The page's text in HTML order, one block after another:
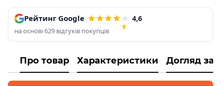
Рейтинг Google 4,6
на основі 629 відгуків покупців
Про товар Характеристики Догляд за